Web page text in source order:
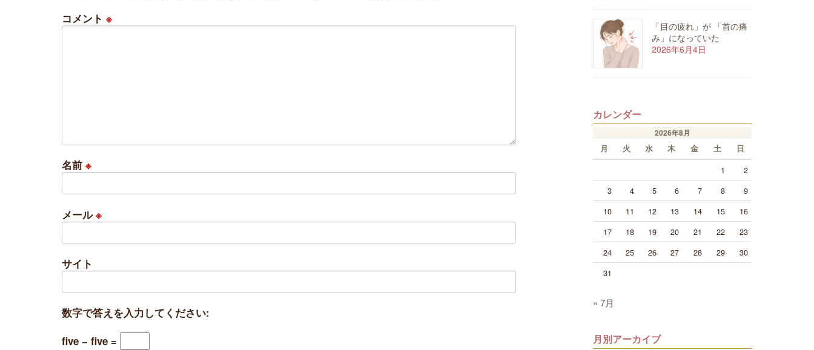
コメント ※
名前 ※
メール※
サイト
数字で答えを入力してください:
five − five =
「目の疲れ」が 「首の痛
み」になっていた
2026年6月4日
カレンダー
2026年8月
月
火 水 木 金 土 日
1
2
3
4 5 6 7 8
9
10
11 12 13 14 15
16
17
18 19 20 21 22
23
24
25 26 27 28 29
30
31
« 7月
月別アーカイブ